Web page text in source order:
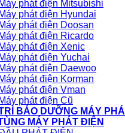
Máy phát điện Mitsubishi
Máy phát điện Hyundai
Máy phát điện Doosan
Máy phát điện Ricardo
Máy phát điện Xenic
Máy phát điện Yuchai
Máy phát điện Daewoo
Máy phát điện Korman
Máy phát điện Vman
Máy phát điện Cũ
BẢO DƯỠNG MÁY
MÁY PHÁT ĐIỆN